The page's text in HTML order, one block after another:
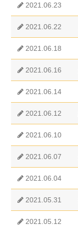
2021.06.23
2021.06.22
2021.06.18
2021.06.16
2021.06.14
2021.06.12
2021.06.10
2021.06.07
2021.06.04
2021.05.31
2021.05.12